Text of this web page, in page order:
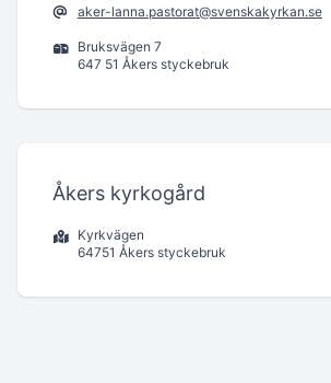
aker-lanna.pastorat@svenskakyrkan.se
Bruksvägen 7
647 51 Åkers styckebruk
Åkers kyrkogård
Kyrkvägen
64751 Åkers styckebruk